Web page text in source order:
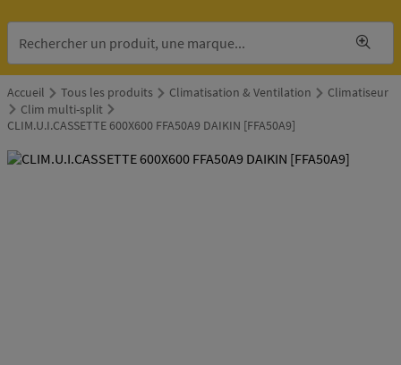
Accueil Tous les produits Climatisation & Ventilation
Climatiseur
Clim multi-split
CLIM.U.I.CASSETTE 600X600 FFA50A9 DAIKIN [FFA50A9]